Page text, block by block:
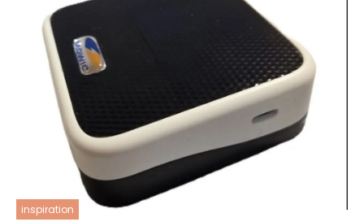
inspiration